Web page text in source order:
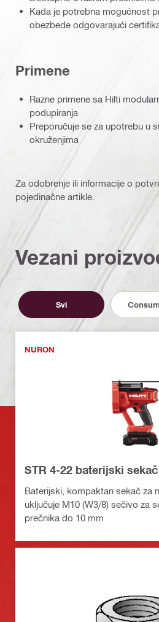
Kada je potrebna mogućnost
obezbede odgovarajući
Primene
Razne primene sa Hilti
podupiranja
Preporučuje se za upotrebu u
okruženjima
Za odobrenje ili informacije o
pojedinačne artikle.
Vezani
Svi
NURON
STR 4-22 baterijski
Baterijski, kompaktan sekač za
uključuje M10 (W3/8) sečivo za
prečnika do 10 mm